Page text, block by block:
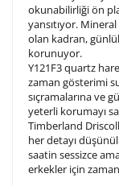
Lütfen font
Ön İzleme
sebebi ile 1-2
okunabilirliği ön
yansıtıyor.
olan kadran,
korunuyor.
Y121F3 quartz
zaman gösterimi
sıçramalarına ve
yeterli korumayı
Timberland
her detayı
saatin sessizce
erkekler için